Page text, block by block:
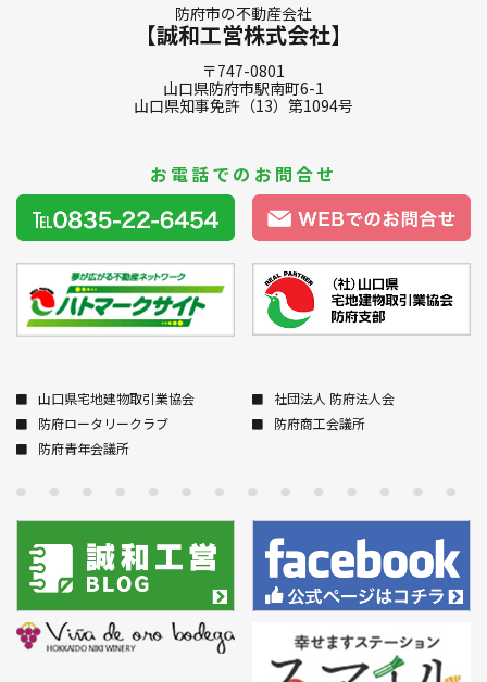
防府市の不動産会社
【誠和工営株式会社】
〒747-0801
山口県防府市駅南町6-1
山口県知事免許（13）第1094号
お電話でのお問合せ
山口県宅地建物取引業協会
社団法人 防府法人会
防府ロータリークラブ
防府商工会議所
防府青年会議所